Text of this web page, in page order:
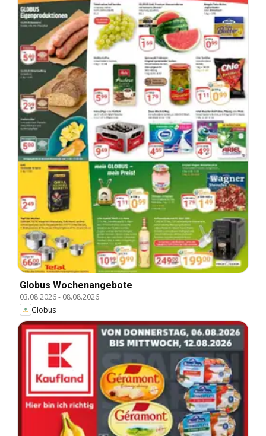
Globus Wochenangebote
03.08.2026- 08.08.2026
Globus